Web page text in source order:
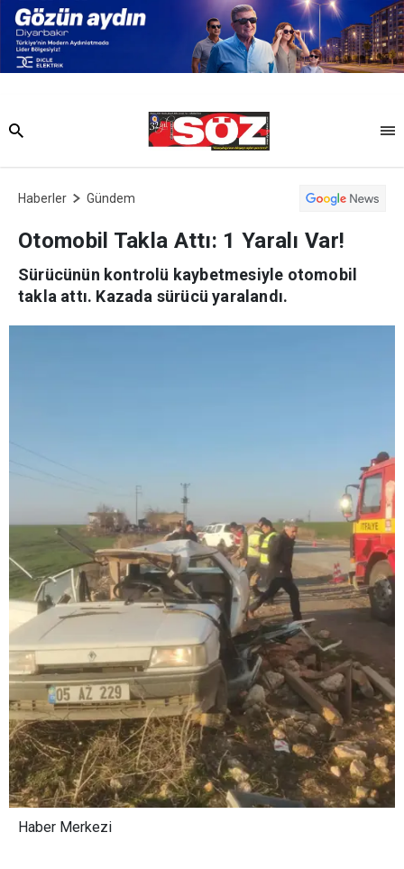
Haberler Gündem
Otomobil Takla Attı: 1 Yaralı Var!
Sürücünün kontrolü kaybetmesiyle otomobil
takla attı. Kazada sürücü yaralandı.
Haber Merkezi